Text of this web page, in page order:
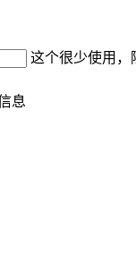
这个很少使用，
息